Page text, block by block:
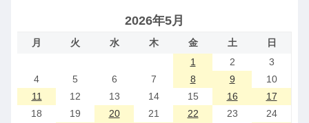
2026年5月
月 火 水 木 金 土
日
1
2
3
4
5 6 7 8 9
10
11
12 13 14 15 16
17
18
19 20 21 22 23
24